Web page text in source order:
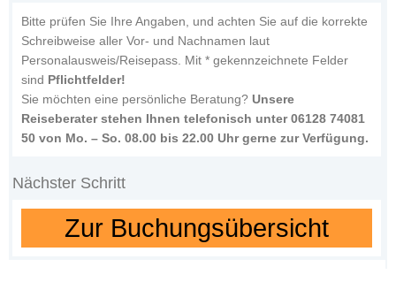
Bitte prüfen Sie Ihre Angaben, und achten Sie auf die korrekte
Schreibweise aller Vor- und Nachnamen laut
Personalausweis/Reisepass. Mit * gekennzeichnete Felder
sind Pflichtfelder!
Sie möchten eine persönliche Beratung? Unsere
Reiseberater stehen Ihnen telefonisch unter 06128 74081
50 von Mo. – So. 08.00 bis 22.00 Uhr gerne zur Verfügung.
Nächster Schritt
Zur Buchungsübersicht